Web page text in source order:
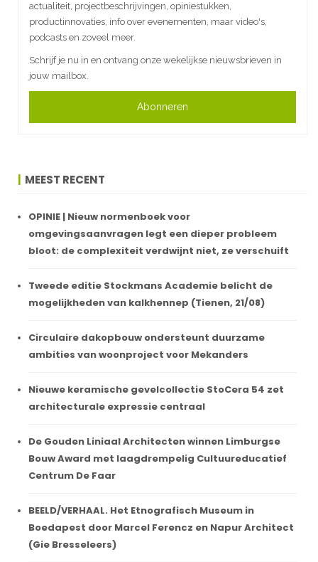
actualiteit, projectbeschrijvingen, opiniestukken,
productinnovaties, info over evenementen, maar video's,
podcasts en zoveel meer.
Schrijf je nu in en ontvang onze wekelijkse nieuwsbrieven in
jouw mailbox.
Abonneren
MEEST RECENT
OPINIE | Nieuw normenboek voor
omgevingsaanvragen legt een dieper probleem
bloot: de complexiteit verdwijnt niet, ze verschuift
Tweede editie Stockmans Academie belicht de
mogelijkheden van kalkhennep (Tienen, 21/08)
Circulaire dakopbouw ondersteunt duurzame
ambities van woonproject voor Mekanders
Nieuwe keramische gevelcollectie StoCera 54 zet
architecturale expressie centraal
De Gouden Liniaal Architecten winnen Limburgse
Bouw Award met laagdrempelig Cultuureducatief
Centrum De Faar
BEELD/VERHAAL. Het Etnografisch Museum in
Boedapest door Marcel Ferencz en Napur Architect
(Gie Bresseleers)